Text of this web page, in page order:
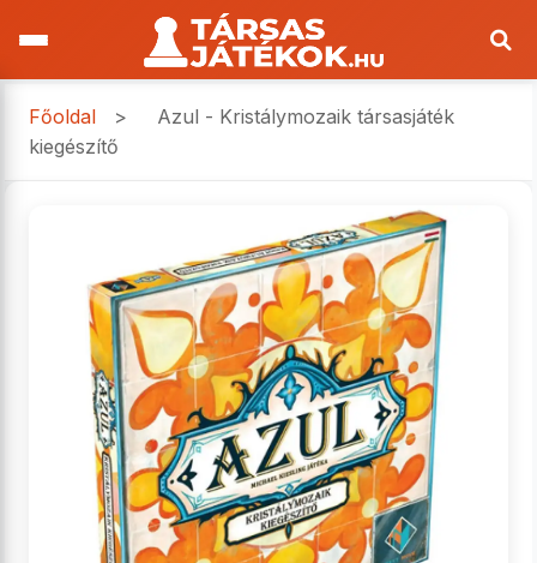
Főoldal >
Azul - Kristálymozaik társasjáték
kiegészítő